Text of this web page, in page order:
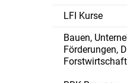
LFI Kurse
Bauen,
Förderungen,
Forstwirtschaft